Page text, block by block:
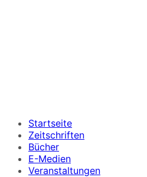
Startseite
Zeitschriften
Bücher
E-Medien
Veranstaltungen